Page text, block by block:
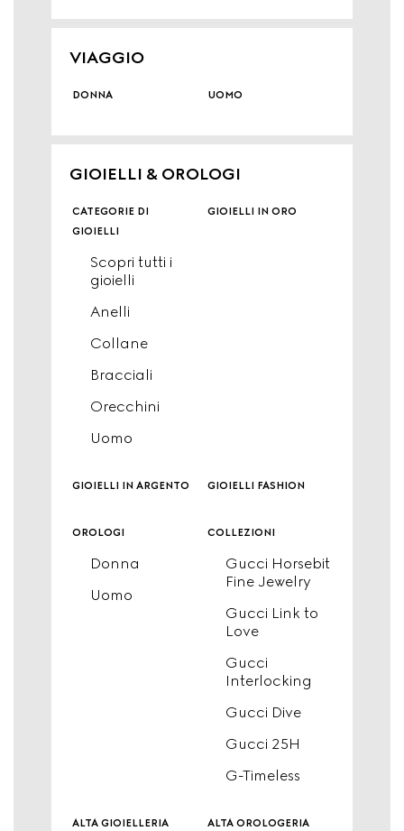
VIAGGIO
donna uomo
GIOIELLI & OROLOGI
categorie di
gioielli
Scopri tutti i
gioielli
Anelli
Collane
Bracciali
Orecchini
Uomo
gioielli in oro
gioielli in argento gioielli fashion
orologi
Donna
Uomo
collezioni
Gucci Horsebit
Fine Jewelry
Gucci Link to
Love
Gucci
Interlocking
Gucci Dive
Gucci 25H
G-Timeless
alta gioielleria
alta orologeria